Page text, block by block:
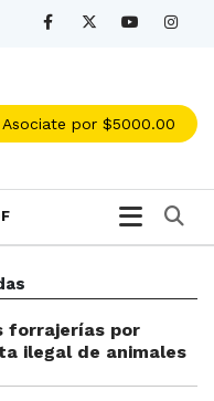
Asociate por $5000.00
forrajerías por
ilegal de animales